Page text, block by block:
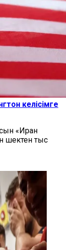
келісімге
«Иран
шектен тыс